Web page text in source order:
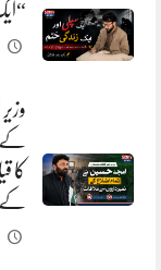
کا